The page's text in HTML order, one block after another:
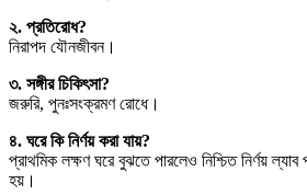
২. প্রতিরোধ?
নিরাপদ যৌনজীবন।
৩. সঙ্গীর চিকিৎসা?
জরুরি, পুনঃসংক্রমণ রোধে।
৪. ঘরে কি নির্ণয় করা যায়?
প্রাথমিক লক্ষণ ঘরে বুঝতে পারলেও নিশ্চিত নির্ণয় ল্যাব
হয়।